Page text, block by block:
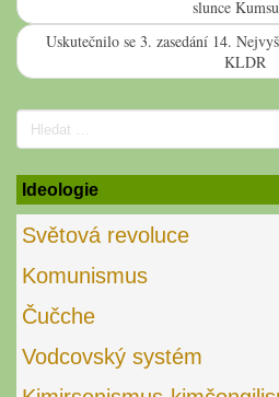
slunce
Uskutečnilo se 3. zasedání 14.
KLDR
Search
for:
Ideologie
Světová revoluce
Komunismus
Čučche
Vodcovský systém